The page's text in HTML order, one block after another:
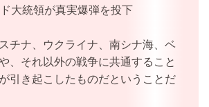
大統領が真実爆弾を投下
チナ、ウクライナ、南シナ海、ベ
、それ以外の戦争に共通すること
引き起こしたものだということだ